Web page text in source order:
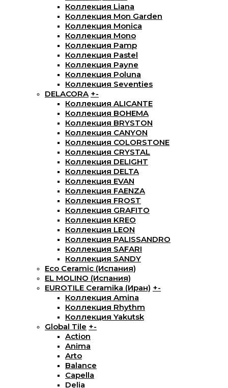
Коллекция Liana
Коллекция Mon Garden
Коллекция Monica
Коллекция Mono
Коллекция Pamp
Коллекция Pastel
Коллекция Payne
Коллекция Poluna
Коллекция Seventies
DELACORA +-
Коллекция ALICANTE
Коллекция BOHEMA
Коллекция BRYSTON
Коллекция CANYON
Коллекция COLORSTONE
Коллекция CRYSTAL
Коллекция DELIGHT
Коллекция DELTA
Коллекция EVAN
Коллекция FAENZA
Коллекция FROST
Коллекция GRAFITO
Коллекция KREO
Коллекция LEON
Коллекция PALISSANDRO
Коллекция SAFARI
Коллекция SANDY
Eco Ceramic (Испания)
EL MOLINO (Испания)
EUROTILE Ceramika (Иран) +-
Коллекция Amina
Коллекция Rhythm
Коллекция Yakutsk
Global Tile +-
Action
Anima
Arto
Balance
Capella
Delia